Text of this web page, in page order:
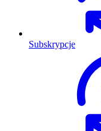
Subskrypcje